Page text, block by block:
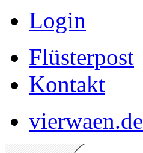
Login
Flüsterpost
Kontakt
vierwaen.de